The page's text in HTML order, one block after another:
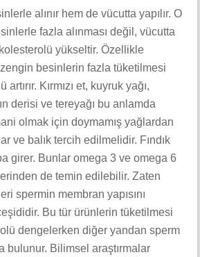
alınır hem de vücutta yapılır. O
fazla alınması değil, vücutta
yükseltir. Özellikle
besinlerin fazla tüketilmesi
Kırmızı et, kuyruk yağı,
derisi ve tereyağı bu anlamda
olmak için doymamış yağlardan
ve balık tercih edilmelidir. Fındık
girer. Bunlar omega 3 ve omega 6
de temin edilebilir. Zaten
spermin membran yapısını
Bu tür ürünlerin tüketilmesi
dengelerken diğer yandan sperm
bulunur. Bilimsel araştırmalar